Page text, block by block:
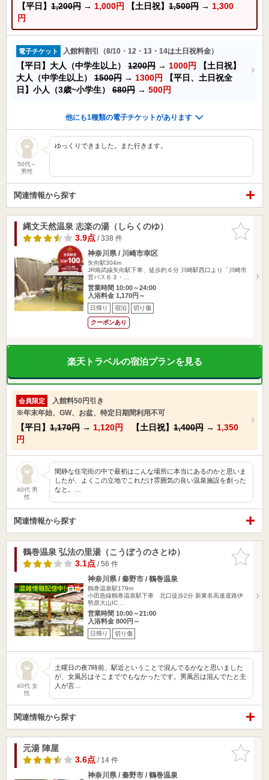
【平日】 1,200円 → 1,000円 【土日祝】 1,500円 → 1,300
円
電子チケット 入館料割引（8/10・12・13・14は土日祝料金）
【平日】大人（中学生以上） 1200円 → 1000円
【土日祝】
大人（中学生以上） 1500円 → 1300円
【平日、土日祝全
日】小人（3歳~小学生） 680円 → 500円
他にも1種類の電子チケットがあります
50代～
男性
ゆっくりできました。また行きます。
関連情報から探す
お気に入
りに追加
縄文天然温泉 志楽の湯（しらくのゆ）
3.9点/ 338 件
神奈川県 / 川崎市幸区
矢向駅304m
JR南武線矢向駅下車、徒歩約６分 川崎駅西口より「川崎市
営バス６３・…
営業時間 10:00～24:00
入浴料金 1,170円～
日帰り 宿泊 切り傷
クーポンあり
楽天トラベルの宿泊プランを見る
会員限定
入館料50円引き
※年末年始、GW、お盆、特定日期間利用不可
【平日】 1,170円 → 1,120円 【土日祝】 1,400円 → 1,350
円
40代 男
性
閑静な住宅街の中で最初はこんな場所に本当にあるのかと思いま
したが、よくこの立地でこれだけ雰囲気の良い温泉施設を創った
なと。…
関連情報から探す
お気に入
りに追加
鶴巻温泉 弘法の里湯（こうぼうのさとゆ）
3.1点/ 56 件
神奈川県 / 秦野市 / 鶴巻温泉
鶴巻温泉駅179m
小田急線鶴巻温泉駅下車 北口徒歩2分 新東名高速道路伊
勢原大山IC…
営業時間 10:00～21:00
入浴料金 800円～
日帰り 切り傷
40代 女
性
土曜日の夜7時前、駅近ということで混んでるかなと思いました
が、女風呂はそこまででもなかったです。男風呂は混んでたと主
人が言…
関連情報から探す
お気に入
りに追加
元湯 陣屋
3.6点/ 14 件
神奈川県 / 秦野市 / 鶴巻温泉